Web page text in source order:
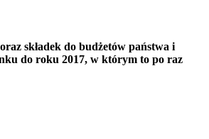
składek do budżetów państwa i
do roku 2017, w którym to po raz